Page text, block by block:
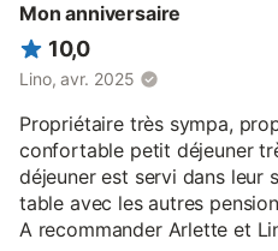
Mon anniversaire
10,0
Lino, avr. 2025
Propriétaire très sympa,
confortable petit déjeuner
déjeuner est servi dans leur
table avec les autres
A recommander Arlette et